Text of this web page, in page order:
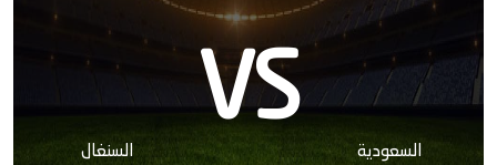
السعودية VS السنغال